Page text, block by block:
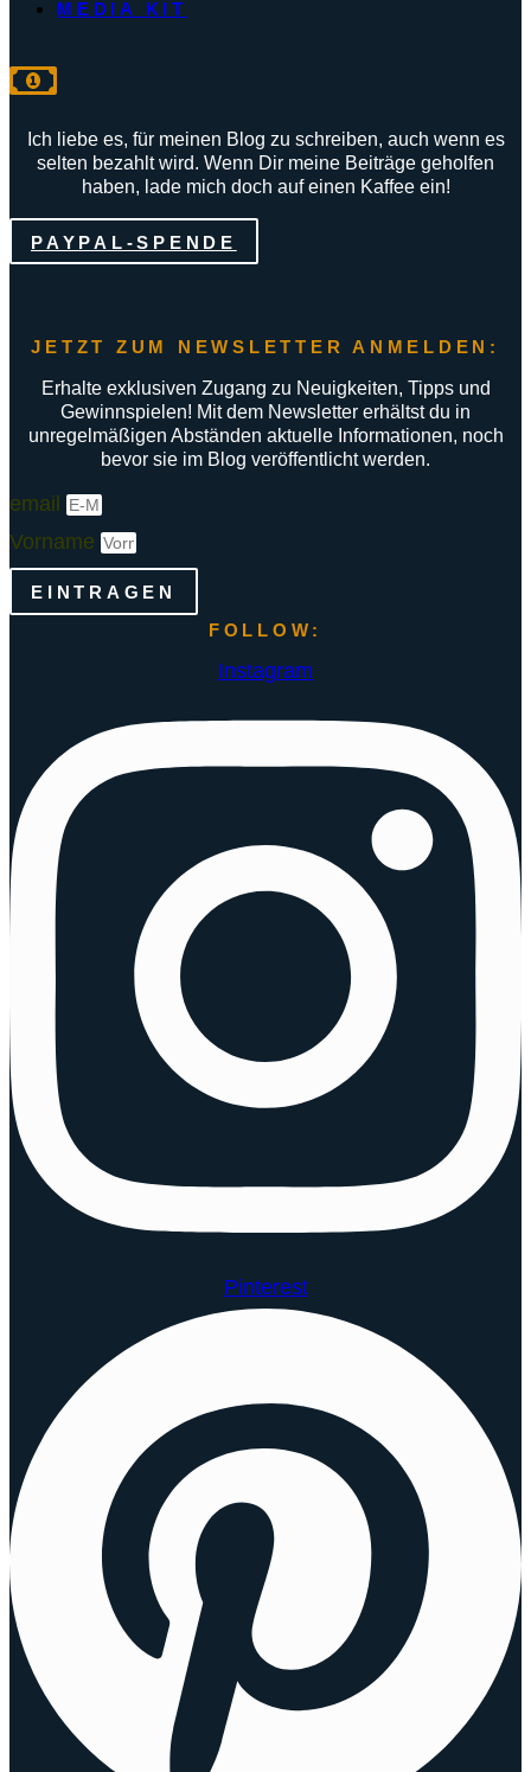
MEDIA KIT
Ich liebe es, für meinen Blog zu schreiben, auch wenn es
selten bezahlt wird. Wenn Dir meine Beiträge geholfen
haben, lade mich doch auf einen Kaffee ein!
PAYPAL-SPENDE
JETZT ZUM NEWSLETTER ANMELDEN:
Erhalte exklusiven Zugang zu Neuigkeiten, Tipps und
Gewinnspielen! Mit dem Newsletter erhältst du in
unregelmäßigen Abständen aktuelle Informationen, noch
bevor sie im Blog veröffentlicht werden.
email
Vorname
EINTRAGEN
FOLLOW:
Instagram
Pinterest